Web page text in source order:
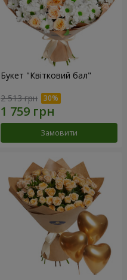
Букет "Квітковий бал"
2 513 грн
Замовити